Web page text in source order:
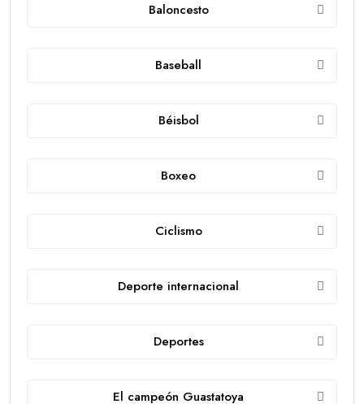
Baloncesto
Baseball
Béisbol
Boxeo
Ciclismo
Deporte internacional
Deportes
El campeón Guastatoya